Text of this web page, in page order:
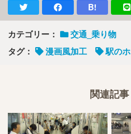
B!
カテゴリー：
交通_乗り物
タグ：
漫画風加工 駅の
関連記事